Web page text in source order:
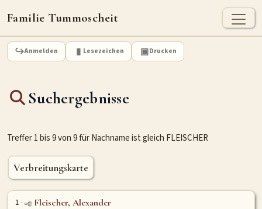
Familie Tummoscheit
TUMMOSCHEIT - HEUTE
STAMMBAUM
Orte Historische Karte
Geografische Namensverteilung - Heute
ARCHIV
Anmelden Lesezeichen Drucken
Suchergebnisse
Treffer 1 bis 9 von 9 für Nachname ist gleich FLEISCHER
Verbreitungskarte
1 Fleischer, Alexander